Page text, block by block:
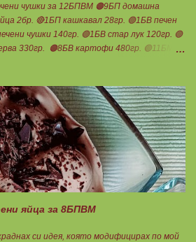
чушки за 12БПВМ 🟠9БП домашна
2бр. 🔴1БП кашкавал 28гр. 🟢1БВ печен
чушки 140гр. 🟢1БВ стар лук 120гр. 🟢
330гр. 🟠8БВ картофи 480гр. 🟢11БМ
мазнини... Каймата се задушава с
с3 нарязва и добавя към сместа.
е от яйца,кашкавал и 150гр. кисело
можете да разпределите на порции и да
Нека да ни е вкусно заедно! Люси
яйца за 8БПВМ
си идея, която модифицирах по мой